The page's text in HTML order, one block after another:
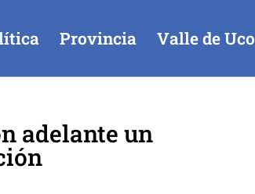
Provincia Valle de Uco
adelante un